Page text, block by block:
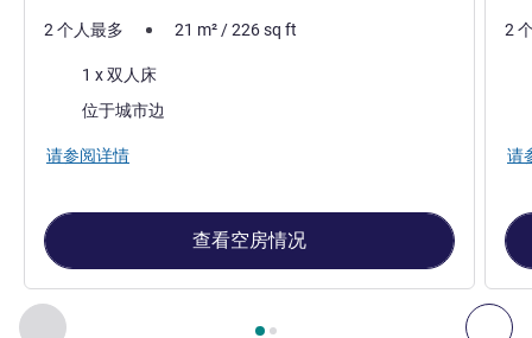
上一个 - 客房 下
第 页，共 , 客房 1 : 经典房，配备 1 张双人床 , 客房 2 :
2 个人最多 21 m²/226sq ft
床上用品1 x 双人床
位于城市边
请参阅详情
查看空房情况
2
请